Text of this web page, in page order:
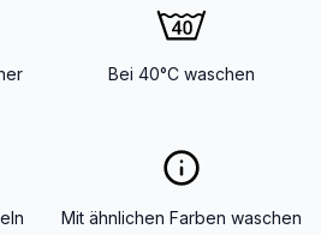
Bei 40°C waschen
Mit ähnlichen Farben waschen